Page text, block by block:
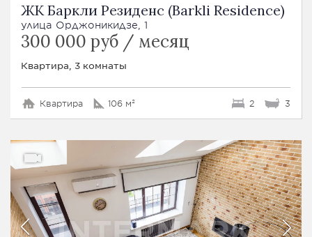
ЖК Баркли Резиденс (Barkli Residence)
улица Орджоникидзе, 1
300 000 руб / месяц
Квартира, 3 комнаты
Квартира 106 м² 2 3